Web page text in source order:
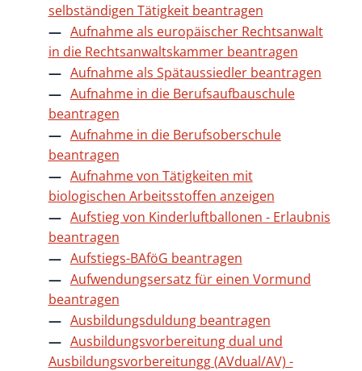
selbständigen Tätigkeit beantragen
Aufnahme als europäischer Rechtsanwalt
in die Rechtsanwaltskammer beantragen
Aufnahme als Spätaussiedler beantragen
Aufnahme in die Berufsaufbauschule
beantragen
Aufnahme in die Berufsoberschule
beantragen
Aufnahme von Tätigkeiten mit
biologischen Arbeitsstoffen anzeigen
Aufstieg von Kinderluftballonen - Erlaubnis
beantragen
Aufstiegs-BAföG beantragen
Aufwendungsersatz für einen Vormund
beantragen
Ausbildungsduldung beantragen
Ausbildungsvorbereitung dual und
Ausbildungsvorbereitungg (AVdual/AV) -